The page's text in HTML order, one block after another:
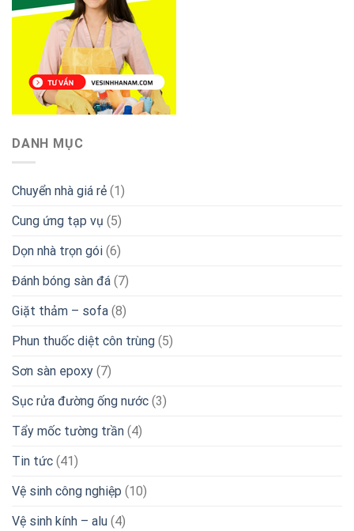
DANH MỤC
Chuyển nhà giá rẻ (1)
Cung ứng tạp vụ (5)
Dọn nhà trọn gói (6)
Đánh bóng sàn đá (7)
Giặt thảm – sofa (8)
Phun thuốc diệt côn trùng (5)
Sơn sàn epoxy (7)
Sục rửa đường ống nước (3)
Tẩy mốc tường trần (4)
Tin tức (41)
Vệ sinh công nghiệp (10)
Vệ sinh kính – alu (4)